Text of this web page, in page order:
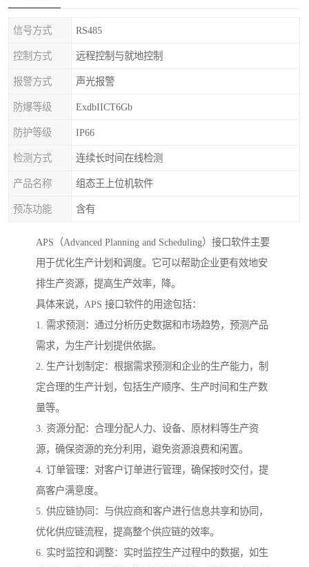
信号方式 RS485
控制方式 远程控制与就地控制
报警方式 声光报警
防爆等级 ExdbIICT6Gb
防护等级 IP66
检测方式 连续长时间在线检测
产品名称 组态王上位机软件
预冻功能 含有
APS（Advanced Planning and Scheduling）接口软件主要
用于优化生产计划和调度。它可以帮助企业更有效地安
排生产资源，提高生产效率，降。
具体来说，APS 接口软件的用途包括：
1. 需求预测：通过分析历史数据和市场趋势，预测产品
需求，为生产计划提供依据。
2. 生产计划制定：根据需求预测和企业的生产能力，制
定合理的生产计划，包括生产顺序、生产时间和生产数
量等。
3. 资源分配：合理分配人力、设备、原材料等生产资
源，确保资源的充分利用，避免资源浪费和闲置。
4. 订单管理：对客户订单进行管理，确保按时交付，提
高客户满意度。
5. 供应链协同：与供应商和客户进行信息共享和协同，
优化供应链流程，提高整个供应链的效率。
6. 实时监控和调整：实时监控生产过程中的数据，如生